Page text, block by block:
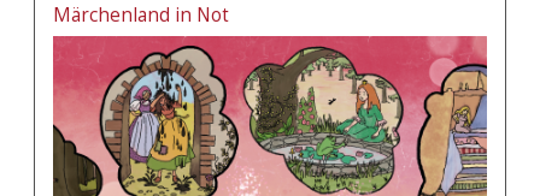
Märchenland in Not